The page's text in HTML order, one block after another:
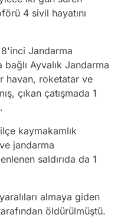
4 sivil hayatını
Jandarma
bağlı Ayvalık Jandarma
havan, roketatar ve
çıkan çatışmada 1
kaymakamlık
jandarma
saldırıda da 1
almaya giden
öldürülmüştü.